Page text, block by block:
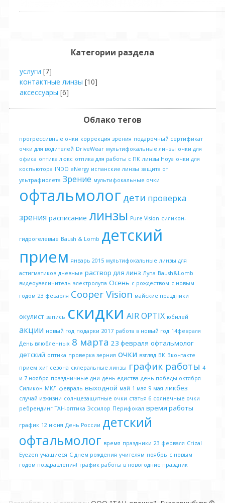
Категории раздела
услуги [7]
контактные линзы [10]
аксессуары [6]
Облако тегов
прогрессивные очки коррекция зрения подарочный сертификат
очки для водителей DriveWear мультифокальные линзы очки для
офиса оптика люкс отпика для работы с ПК линзы Hoya очки для
коспьютора INDO eNergy испанские линзы защита от
ультрафиолета Зрение мультифокальные очки
офтальмолог дети проверка
зрения расписание линзы Pure Vision силикон-
гидрогелевые Baush & Lomb детский
прием январь 2015 мультифокальные линзы для
астигматиков дневные раствор для линз Лупа Baush&Lomb
видеоувеличитель электролупа Осень с рождеством с новым
годом 23 феварля Cooper Vision майские праздники
окулист запись скидки AIR OPTIX юбилей
акции новый год подарки 2017 работа в новый год 14февраля
День влюбленных 8 марта 23 февраля офтальмолог
детский оптика проверка зерния очки взгляд ВК Вконтакте
прием хит сезона склеральные линзы график работы 4
и 7 ноября праздничные дни день едиства день победы октября
Силикон МКЛ февраль выходной май 1 мая 9 мая ликбез
случай изжизни солнцезащитные очки статья 6 солнечные очки
ребрендинг ТАН-оптика Эссилор Перифокал время работы
график 12 июня День России детский
офтальмолог время праздники 23 ферваля Crizal
Eyezen учащиеся С днем рождения учителям ноябрь с новым
годом поздравления! график работы в новогодние праздник